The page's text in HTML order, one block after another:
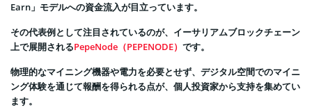
Earn」モデルへの資金流入が目立っています。
その代表例として注目されているのが、イーサリアムブロックチェーン
上で展開されるPepeNode（PEPENODE） です。
物理的なマイニング機器や電力を必要とせず、デジタル空間でのマイニ
ング体験を通じて報酬を得られる点が、個人投資家から支持を集めてい
ます。